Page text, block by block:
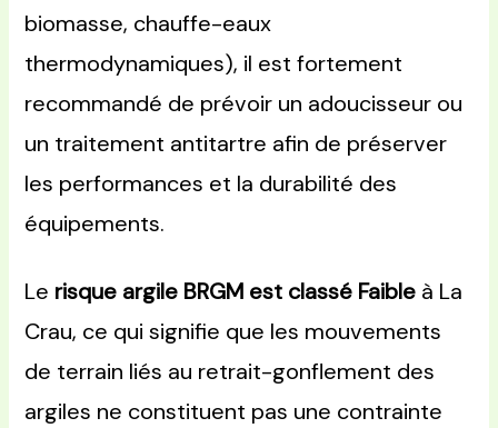
biomasse, chauffe-eaux
thermodynamiques), il est fortement
recommandé de prévoir un adoucisseur ou
un traitement antitartre afin de préserver
les performances et la durabilité des
équipements.
Le risque argile BRGM est classé Faible à La
Crau, ce qui signifie que les mouvements
de terrain liés au retrait-gonflement des
argiles ne constituent pas une contrainte